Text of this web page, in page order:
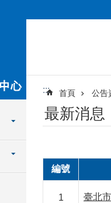
::: 首頁 公告
最新消息
編號
1 臺北